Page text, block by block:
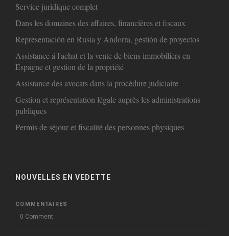
Service juridique complet
Dans les domaines des affaires, financières et fiscaux
Representación en Rusia y Andorra, gestión de proyectos
Assistance á l'achat et la vente de biens immobiliers en
Espagne et gestion de la propriété
Assistance des avocats dans la procédure judiciaire
Gestion et représentation légale auprès les administrations
publiques
Permis de séjour et fiscalité des personnes physiques
NOUVELLES EN VEDETTE
COMMENTAIRES
0 Comment